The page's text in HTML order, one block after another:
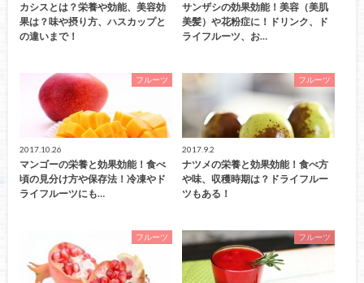
カシスとは？栄養や効能、美容効
果は？味や摂り方、ハスカップと
の違いまで！
サンザシの効果効能！美容（美肌
美髪）や花粉症に！ドリンク、ド
ライフルーツ、お…
フルーツ
2017.10.26
マンゴーの栄養と効果効能！食べ
頃の見分け方や保存法！冷凍やド
ライフルーツにも…
フルーツ
2017.9.2
ナツメの栄養と効果効能！食べ方
や味、収穫時期は？ドライフルー
ツもある！
フルーツ フルーツ